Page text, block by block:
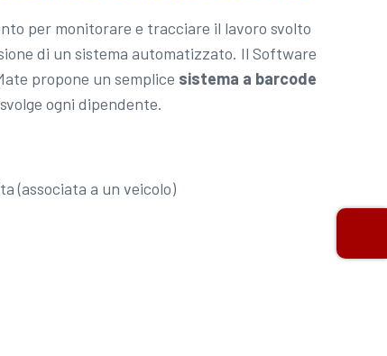
per monitorare e tracciare il lavoro svolto
di un sistema automatizzato. Il Software
propone un semplice sistema a barcode
ogni dipendente.
(associata a un veicolo)